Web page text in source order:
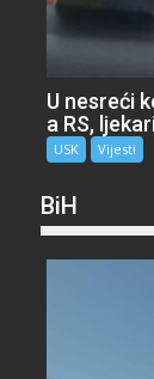
U nesreći
a RS,
USK Vijesti
BiH